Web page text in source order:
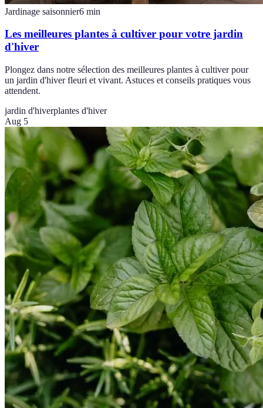
Jardinage saisonnier6 min
Les meilleures plantes à cultiver pour votre jardin
d'hiver
Plongez dans notre sélection des meilleures plantes à cultiver pour
un jardin d'hiver fleuri et vivant. Astuces et conseils pratiques vous
attendent.
jardin d'hiverplantes d'hiver
Aug 5